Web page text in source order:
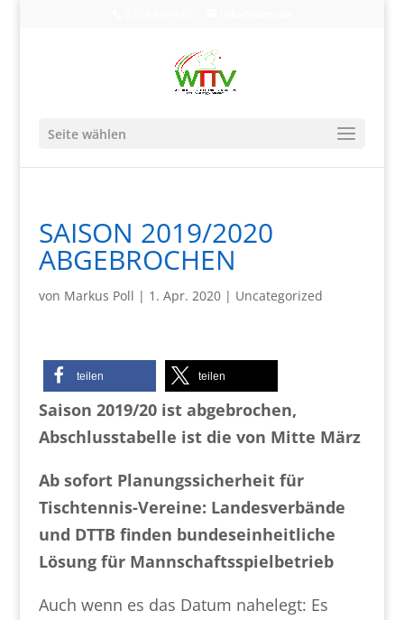
Seite wählen
SAISON 2019/2020
ABGEBROCHEN
von Markus Poll | 1. Apr. 2020| Uncategorized
teilen teilen
Saison 2019/20 ist abgebrochen,
Abschlusstabelle ist die von Mitte März
Ab sofort Planungssicherheit für
Tischtennis-Vereine: Landesverbände
und DTTB finden bundeseinheitliche
Lösung für Mannschaftsspielbetrieb
Auch wenn es das Datum nahelegt: Es